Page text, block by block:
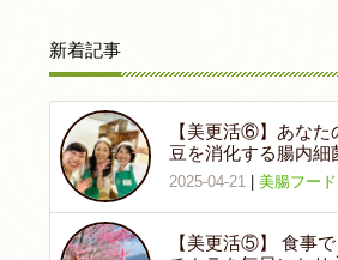
新着記事
【美更活⑥】あな
豆を消化する腸内細
2025-04-21 |美腸フー
【美更活⑤】 食事